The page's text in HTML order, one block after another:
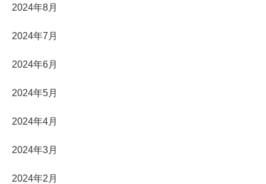
2024年8月
2024年7月
2024年6月
2024年5月
2024年4月
2024年3月
2024年2月